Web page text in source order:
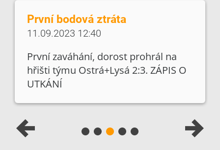
První bodová ztráta
11.09.2023 12:40
První zaváhání, dorost prohrál na
hřišti týmu Ostrá+Lysá 2:3. ZÁPIS O
UTKÁNÍ